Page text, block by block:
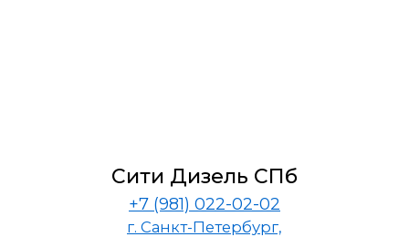
Сити Дизель СПб
+7 (981) 022-02-02
г. Санкт-Петербург,